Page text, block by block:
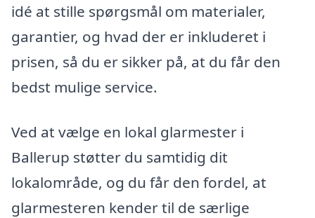
idé at stille spørgsmål om materialer,
garantier, og hvad der er inkluderet i
prisen, så du er sikker på, at du får den
bedst mulige service.
Ved at vælge en lokal glarmester i
Ballerup støtter du samtidig dit
lokalområde, og du får den fordel, at
glarmesteren kender til de særlige